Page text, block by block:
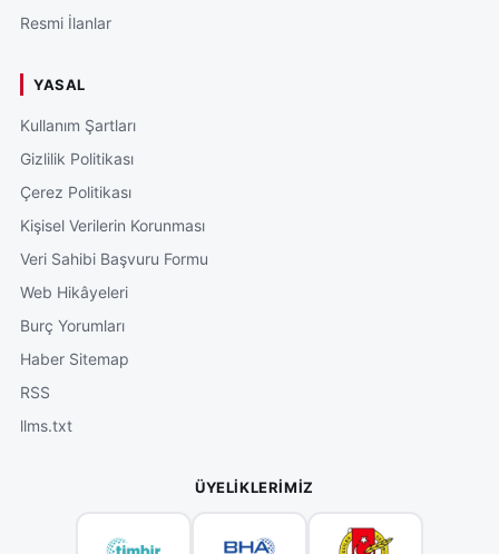
Resmi İlanlar
YASAL
Kullanım Şartları
Gizlilik Politikası
Çerez Politikası
Kişisel Verilerin Korunması
Veri Sahibi Başvuru Formu
Web Hikâyeleri
Burç Yorumları
Haber Sitemap
RSS
llms.txt
ÜYELIKLERIMIZ